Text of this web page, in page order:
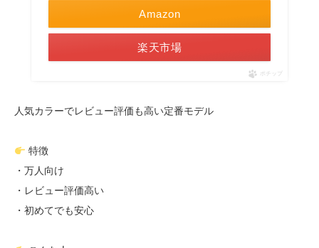
Amazon
楽天市場
ポチップ
人気カラーでレビュー評価も高い定番モデル
特徴
・万人向け
・レビュー評価高い
・初めてでも安心